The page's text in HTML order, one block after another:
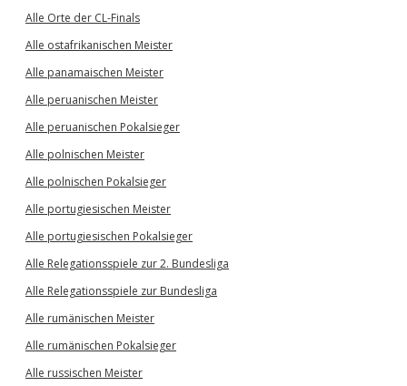
Alle Orte der CL-Finals
Alle ostafrikanischen Meister
Alle panamaischen Meister
Alle peruanischen Meister
Alle peruanischen Pokalsieger
Alle polnischen Meister
Alle polnischen Pokalsieger
Alle portugiesischen Meister
Alle portugiesischen Pokalsieger
Alle Relegationsspiele zur 2. Bundesliga
Alle Relegationsspiele zur Bundesliga
Alle rumänischen Meister
Alle rumänischen Pokalsieger
Alle russischen Meister